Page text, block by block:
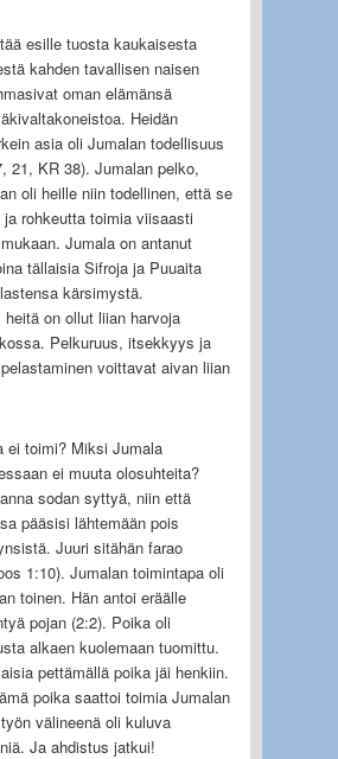
esille tuosta kaukaisesta
kahden tavallisen naisen
oman elämänsä
Heidän
asia oli Jumalan todellisuus
21, KR 38). Jumalan pelko,
oli heille niin todellinen, että se
rohkeutta toimia viisaasti
Jumala on antanut
tällaisia Sifroja ja Puuaita
kärsimystä.
on ollut liian harvoja
Pelkuruus, itsekkyys ja
voittavat aivan liian
ei toimi? Miksi Jumala
ei muuta olosuhteita?
sodan syttyä, niin että
pääsisi lähtemään pois
Juuri sitähän farao
1:10). Jumalan toimintapa oli
toinen. Hän antoi eräälle
pojan (2:2). Poika oli
alkaen kuolemaan tuomittu.
pettämällä poika jäi henkiin.
poika saattoi toimia Jumalan
välineenä oli kuluva
Ja ahdistus jatkui!